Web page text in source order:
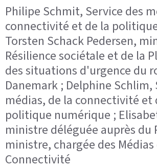
Philipe Schmit, Service des
connectivité et de la
Torsten Schack Pedersen,
Résilience sociétale et de la
des situations d'urgence du
Danemark ; Delphine Schlim,
médias, de la connectivité et
politique numérique ;
ministre déléguée auprès du
ministre, chargée des Médias
Connectivité